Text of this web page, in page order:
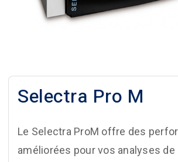
Selectra Pro M
Le Selectra ProM offre des
améliorées pour vos analyses